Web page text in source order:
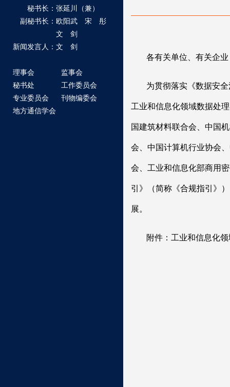
秘书长：张延川（兼）
副秘书长：欧阳武 宋 彤
文 剑
新闻发言人：文 剑
理事会
监事会
秘书处
工作委员会
专业委员会
刊物编委会
地方通信学会
各有关单位、有关企业
为贯彻落实《数据安
工业和信息化领域数据处
国建筑材料联合会、中国
会、中国计算机行业协会
会、工业和信息化部商用
引》（简称《合规指引》
展。
附件：工业和信息化